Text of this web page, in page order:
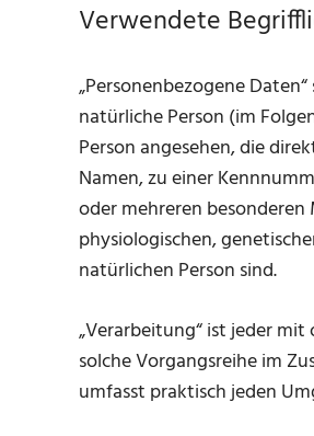
Verwendete
„Personenbezogene
natürliche Person (im
Person angesehen, die
Namen, zu einer
oder mehreren
physiologischen,
natürlichen Person sind.
„Verarbeitung“ ist jeder
solche Vorgangsreihe im
umfasst praktisch jeden